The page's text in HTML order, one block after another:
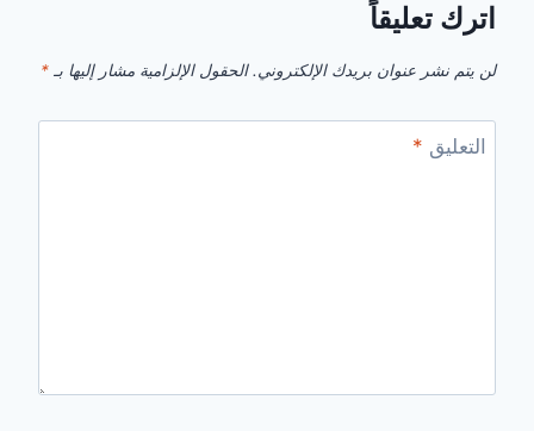
اترك تعليقاً
لن يتم نشر عنوان بريدك الإلكتروني. الحقول الإلزامية مشار إليها بـ *
التعليق *